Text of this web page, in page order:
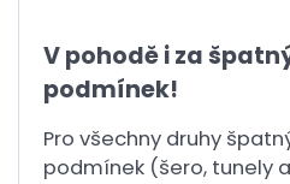
V pohodě i za
podmínek!
Pro všechny druhy
podmínek (šero, tunely